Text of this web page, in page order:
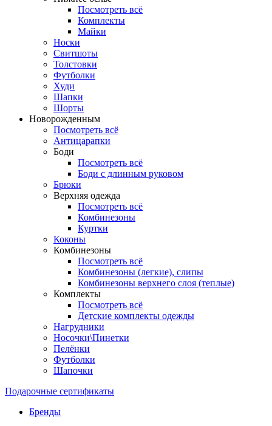
Посмотреть всё
Комплекты
Майки
Носки
Свитшоты
Толстовки
Футболки
Худи
Шапки
Шорты
Новорожденным
Посмотреть всё
Антицарапки
Боди
Посмотреть всё
Боди с длинным руковом
Брюки
Верхняя одежда
Посмотреть всё
Комбинезоны
Куртки
Коконы
Комбинезоны
Посмотреть всё
Комбинезоны (легкие), слипы
Комбинезоны верхнего слоя (теплые)
Комплекты
Посмотреть всё
Детские комплекты одежды
Нагрудники
Носочки\Пинетки
Пелёнки
Футболки
Шапочки
Подарочные сертификаты
Бренды